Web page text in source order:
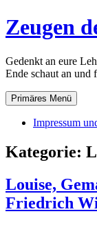
Zum
Inhalt
Zeugen
Gedenkt an eure
Ende schaut an und
Primäres Menü
Impressum
Kategorie:
Louise,
Friedrich